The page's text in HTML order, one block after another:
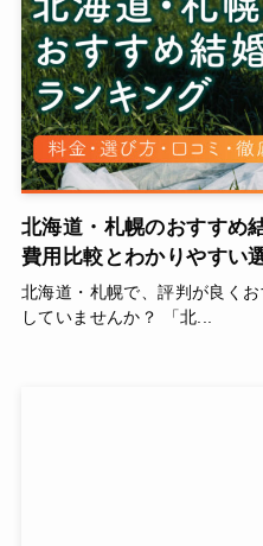
北海道・札幌のおすすめ
費用比較とわかりやすい
北海道・札幌で、評判が良く
していませんか？ 「北...